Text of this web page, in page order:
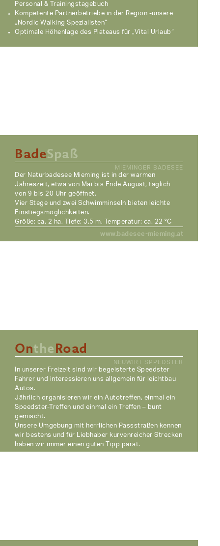
Personal & Trainingstagebuch
Kompetente Partnerbetriebe in der Region -unsere
„Nordic Walking Spezialisten“
Optimale Höhenlage des Plateaus für „Vital Urlaub“
BadeSpaß
MIEMINGER BADESEE
Der Naturbadesee Mieming ist in der warmen
Jahreszeit, etwa von Mai bis Ende August, täglich
von 9 bis 20 Uhr geöffnet.
Vier Stege und zwei Schwimminseln bieten leichte
Einstiegsmöglichkeiten.
Größe: ca. 2 ha, Tiefe: 3,5 m, Temperatur: ca. 22 °C
www.badesee-mieming.at
OntheRoad
NEUWIRT SPPEDSTER
In unserer Freizeit sind wir begeisterte Speedster
Fahrer und interessieren uns allgemein für leichtbau
Autos.
Jährlich organisieren wir ein Autotreffen, einmal ein
Speedster-Treffen und einmal ein Treffen – bunt
gemischt.
Unsere Umgebung mit herrlichen Passstraßen kennen
wir bestens und für Liebhaber kurvenreicher Strecken
haben wir immer einen guten Tipp parat.